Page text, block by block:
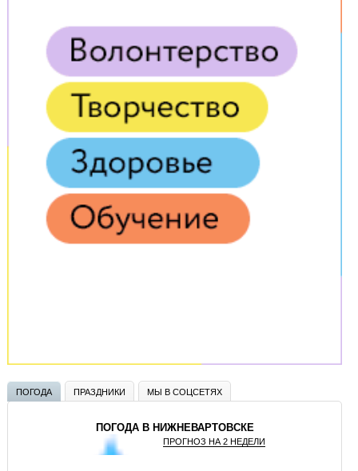
ПОГОДА ПРАЗДНИКИ МЫ В СОЦСЕТЯХ
ПОГОДА В НИЖНЕВАРТОВСКЕ
ПРОГНОЗ НА 2 НЕДЕЛИ